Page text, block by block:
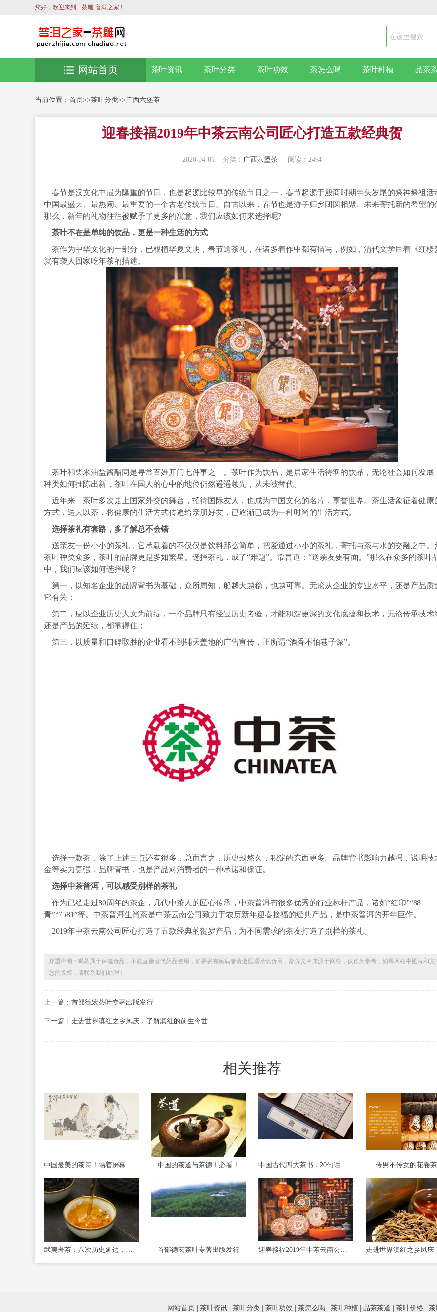
您好，欢迎来到：茶雕-普洱之家！
茶叶资讯 茶叶分类 茶叶功效 茶怎么喝 茶叶种植 品茶
网站首页
当前位置： 首页>>茶叶分类>>广西六堡茶
迎春接福2019年中茶云南公司匠心打造五款经典贺
2020-04-01 分类： 广西六堡茶 阅读：2494
春节是汉文化中最为隆重的节日，也是起源比较早的传统节日之一，春节起源于殷商时期年头岁尾的祭神祭祖活
中国最盛大、最热闹、最重要的一个古老传统节日。自古以来，春节也是游子归乡团圆相聚、未来寄托新的希望的
那么，新年的礼物往往被赋予了更多的寓意，我们应该如何来选择呢?
茶叶不在是单纯的饮品，更是一种生活的方式
茶作为中华文化的一部分，已根植华夏文明，春节送茶礼，在诸多着作中都有描写，例如，清代文学巨着《红楼
就有袭人回家吃年茶的描述。
茶叶和柴米油盐酱醋同是寻常百姓开门七件事之一。茶叶作为饮品，是居家生活待客的饮品，无论社会如何发展
种类如何推陈出新，茶叶在国人的心中的地位仍然遥遥领先，从未被替代。
近年来，茶叶多次走上国家外交的舞台，招待国际友人，也成为中国文化的名片，享誉世界。茶生活象征着健康
方式，送人以茶，将健康的生活方式传递给亲朋好友，已逐渐已成为一种时尚的生活方式。
选择茶礼有套路，多了解总不会错
送亲友一份小小的茶礼，它承载着的不仅仅是饮料那么简单，把爱通过小小的茶礼，寄托与茶与水的交融之中。
茶叶种类众多，茶叶的品牌更是多如繁星。选择茶礼，成了“难题”。常言道：“送亲友要有面。”那么在众多的茶叶
中，我们应该如何选择呢？
第一，以知名企业的品牌背书为基础，众所周知，船越大越稳，也越可靠。无论从企业的专业水平，还是产品质
它有关；
第二，应以企业历史人文为前提，一个品牌只有经过历史考验，才能积淀更深的文化底蕴和技术，无论传承技术
还是产品的延续，都靠得住；
第三，以质量和口碑取胜的企业看不到铺天盖地的广告宣传，正所谓“酒香不怕巷子深”。
选择一款茶，除了上述三点还有很多，总而言之，历史越悠久，积淀的东西更多。品牌背书影响力越强，说明技
金等实力更强，品牌背书，也是产品对消费者的一种承诺和保证。
选择中茶普洱，可以感受别样的茶礼
作为已经走过80周年的茶企，几代中茶人的匠心传承，中茶普洱有很多优秀的行业标杆产品，诸如“红印”“88
青”“7581”等。中茶普洱生肖茶是中茶云南公司致力于农历新年迎春接福的经典产品，是中茶普洱的开年巨作。
2019年中茶云南公司匠心打造了五款经典的贺岁产品，为不同需求的茶友打造了别样的茶礼。
郑重声明：喝茶属于保健食品，不能直接替代药品使用，如果患有疾病者请遵医嘱谨慎食用，部分文章来源于网络，仅作为参考，如果网站中图片和文
您的版权，请联系我们处理！
上一篇： 首部德宏茶叶专著出版发行
下一篇： 走进世界滇红之乡凤庆，了解滇红的前生今世
相关推荐
中国的茶道与茶德！必看！ 中国古代四大茶书：20句话，让你更懂茶！ 传男不传女的花卷
首部德宏茶叶专著出版发行 迎春接福2019年中茶云南公司匠心打造五款经典贺
网站首页 茶叶资讯| 茶叶分类| 茶叶功效 茶怎么喝| 茶叶种植 品茶茶道 茶叶价格 茶